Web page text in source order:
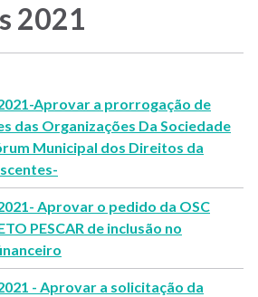
2021
Aprovar a prorrogação de
das Organizações Da Sociedade
Municipal dos Direitos da
Aprovar o pedido da OSC
PESCAR de inclusão no
- Aprovar a solicitação da